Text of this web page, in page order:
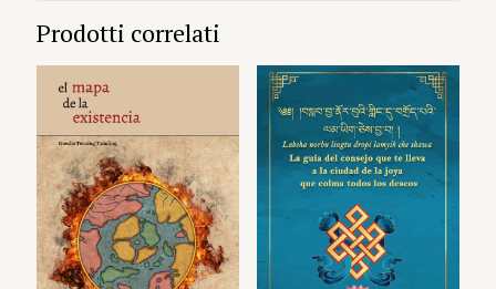
Prodotti correlati